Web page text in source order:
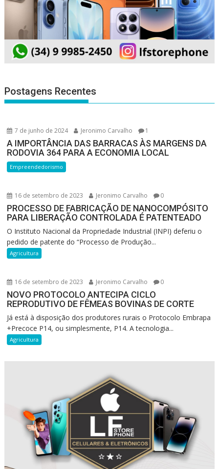
Postagens Recentes
7 de junho de 2024 Jeronimo Carvalho 1
A IMPORTÂNCIA DAS BARRACAS ÀS MARGENS DA
RODOVIA 364 PARA A ECONOMIA LOCAL
Empreendedorismo
16 de setembro de 2023 Jeronimo Carvalho 0
PROCESSO DE FABRICAÇÃO DE NANOCOMPÓSITO
PARA LIBERAÇÃO CONTROLADA É PATENTEADO
O Instituto Nacional da Propriedade Industrial (INPI) deferiu o
pedido de patente do “Processo de Produção...
Agricultura
16 de setembro de 2023 Jeronimo Carvalho 0
NOVO PROTOCOLO ANTECIPA CICLO
REPRODUTIVO DE FÊMEAS BOVINAS DE CORTE
Já está à disposição dos produtores rurais o Protocolo Embrapa
+Precoce P14, ou simplesmente, P14. A tecnologia...
Agricultura